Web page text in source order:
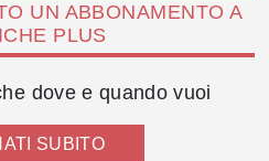
UN ABBONAMENTO A
PLUS
dove e quando vuoi
SUBITO